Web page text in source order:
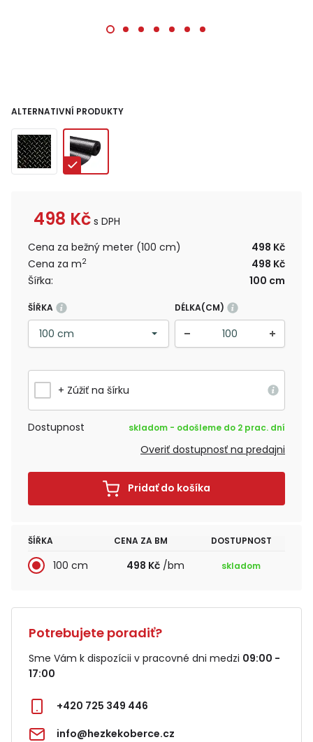
ALTERNATIVNÍ PRODUKTY
498 Kč s DPH
Cena za bežný meter (100 cm)
498 Kč
Cena za m2
498 Kč
Šířka:
100 cm
ŠÍŘKA DÉLKA(CM)
+ Zúžiť na šírku
Dostupnost skladom - odošleme do 2 prac. dní
Overiť dostupnosť na predajni
Pridať do košíka
ŠÍŘKA CENA ZA BM DOSTUPNOST
100 cm 498 Kč /bm skladom
Potrebujete poradiť?
Sme Vám k dispozícii v pracovné dni medzi 09:00 -
17:00
+420 725 349 446
info@hezkekoberce.cz